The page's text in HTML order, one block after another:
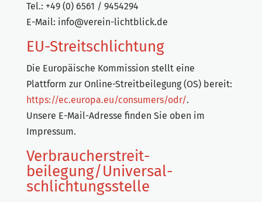
Tel.: +49 (0) 6561 / 9454294
E-Mail: info@verein-lichtblick.de
EU-Streitschlichtung
Die Europäische Kommission stellt eine
Plattform zur Online-Streitbeilegung (OS) bereit:
https://ec.europa.eu/consumers/odr/.
Unsere E-Mail-Adresse finden Sie oben im
Impressum.
Verbraucher­streit­
beilegung/Universal­
schlichtungs­stelle